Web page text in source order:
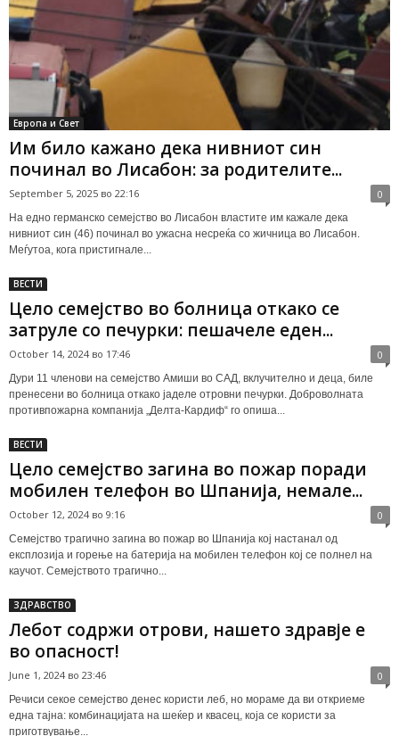
Европа и Свет
Им било кажано дека нивниот син
починал во Лисабон: за родителите...
September 5, 2025 во 22:16 0
На едно германско семејство во Лисабон властите им кажале дека
нивниот син (46) починал во ужасна несреќа со жичница во Лисабон.
Меѓутоа, кога пристигнале...
ВЕСТИ
Цело семејство во болница откако се
затруле со печурки: пешачеле еден...
October 14, 2024 во 17:46 0
Дури 11 членови на семејство Амиши во САД, вклучително и деца, биле
пренесени во болница откако јаделе отровни печурки. Доброволната
противпожарна компанија „Делта-Кардиф“ го опиша...
ВЕСТИ
Цело семејство загина во пожар поради
мобилен телефон во Шпанија, немале...
October 12, 2024 во 9:16 0
Семејство трагично загина во пожар во Шпанија кој настанал од
експлозија и горење на батерија на мобилен телефон кој се полнел на
каучот. Семејството трагично...
ЗДРАВСТВО
Лебот содржи отрови, нашето здравје е
во опасност!
June 1, 2024 во 23:46 0
Речиси секое семејство денес користи леб, но мораме да ви откриеме
една тајна: комбинацијата на шеќер и квасец, која се користи за
приготвување...